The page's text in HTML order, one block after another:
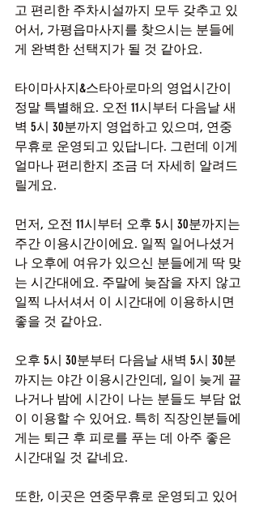
고 편리한 주차시설까지 모두 갖추고 있
어서, 가평읍마사지를 찾으시는 분들에
게 완벽한 선택지가 될 것 같아요.
타이마사지&스타아로마의 영업시간이
정말 특별해요. 오전 11시부터 다음날 새
벽 5시 30분까지 영업하고 있으며, 연중
무휴로 운영되고 있답니다. 그런데 이게
얼마나 편리한지 조금 더 자세히 알려드
릴게요.
먼저, 오전 11시부터 오후 5시 30분까지는
주간 이용시간이에요. 일찍 일어나셨거
나 오후에 여유가 있으신 분들에게 딱 맞
는 시간대에요. 주말에 늦잠을 자지 않고
일찍 나서셔서 이 시간대에 이용하시면
좋을 것 같아요.
오후 5시 30분부터 다음날 새벽 5시 30분
까지는 야간 이용시간인데, 일이 늦게 끝
나거나 밤에 시간이 나는 분들도 부담 없
이 이용할 수 있어요. 특히 직장인분들에
게는 퇴근 후 피로를 푸는 데 아주 좋은
시간대일 것 같네요.
또한, 이곳은 연중무휴로 운영되고 있어